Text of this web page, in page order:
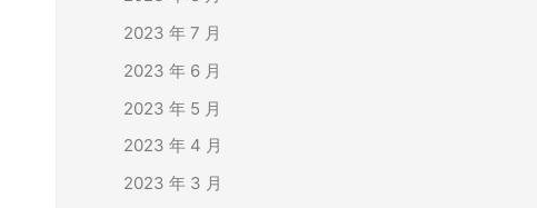
2023 年 7 月
2023 年 6 月
2023 年 5 月
2023 年 4 月
2023 年 3 月